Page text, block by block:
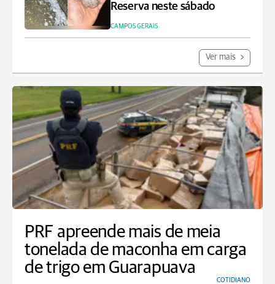
Reserva neste sábado
CAMPOS GERAIS
Ver mais
PRF apreende mais de meia
tonelada de maconha em carga
de trigo em Guarapuava
COTIDIANO